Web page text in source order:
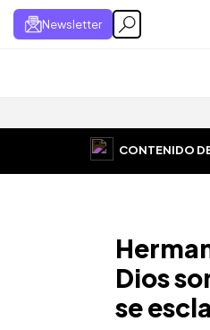
Newsletter
CONTENIDO
Dios
se